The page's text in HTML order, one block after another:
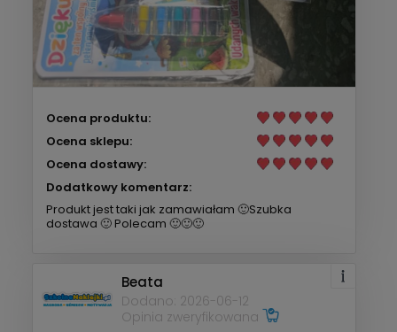
Ocena produktu:
Ocena sklepu:
Ocena dostawy:
Dodatkowy komentarz:
Produkt jest taki jak zamawiałam 🙂Szubka
dostawa 🙂 Polecam 🙂🙂🙂
Beata
Dodano: 2026-06-12
Opinia zweryfikowana